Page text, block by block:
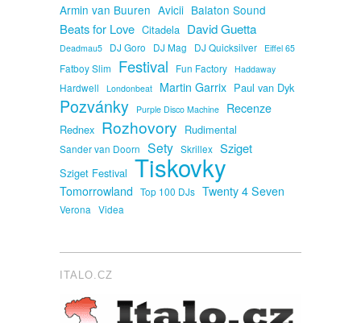
Armin van Buuren Avicii Balaton Sound
Beats for Love Citadela David Guetta
Deadmau5 DJ Goro DJ Mag DJ Quicksilver Eiffel 65
Fatboy Slim Festival Fun Factory Haddaway
Hardwell Londonbeat Martin Garrix Paul van Dyk
Pozvánky Purple Disco Machine Recenze
Rednex Rozhovory Rudimental
Sander van Doorn Sety Skrillex Sziget
Sziget Festival Tiskovky
Tomorrowland Top 100 DJs Twenty 4 Seven
Verona Videa
ITALO.CZ